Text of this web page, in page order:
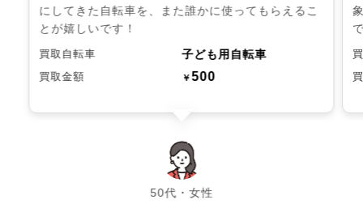
にしてきた自転車を、また誰かに使ってもらえるこ
とが嬉しいです！
買取自転車 子ども用自転車
買取金額 ￥500
50代・女性
chevron_left chevron_right